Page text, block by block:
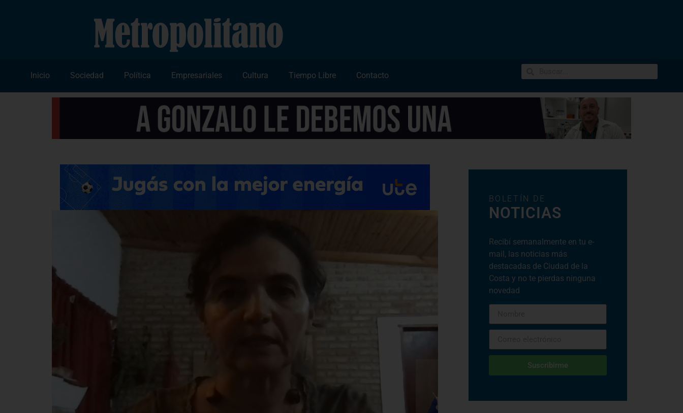
Inicio Sociedad Política Empresariales Cultura Tiempo Libre Contacto
BOLETÍN DE
NOTICIAS
Recibí semanalmente en tu e-
mail, las noticias más
destacadas de Ciudad de la
Costa y no te pierdas ninguna
novedad
Suscribirme